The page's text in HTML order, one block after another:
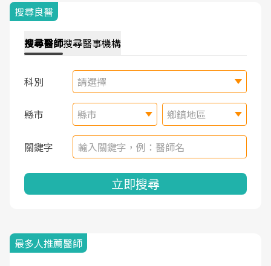
搜尋良醫
搜尋醫師搜尋醫事機構
科別 請選擇
縣市 縣市 鄉鎮地區
關鍵字
立即搜尋
最多人推薦醫師